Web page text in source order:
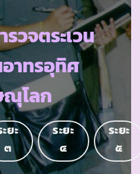
รวจตระเวน
าทรอุทิศ
โลก
ยะ
๓
ระยะ
๔
ระยะ
๕